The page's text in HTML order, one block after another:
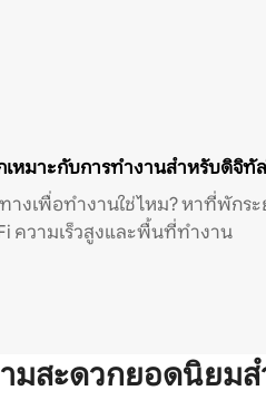
หมาะกับการทำงานสำหรับดิจิทั
างเพื่อทำงานใช่ไหม? หาที่พักร
ความเร็วสูงและพื้นที่ทำงาน
มสะดวกยอดนิยม